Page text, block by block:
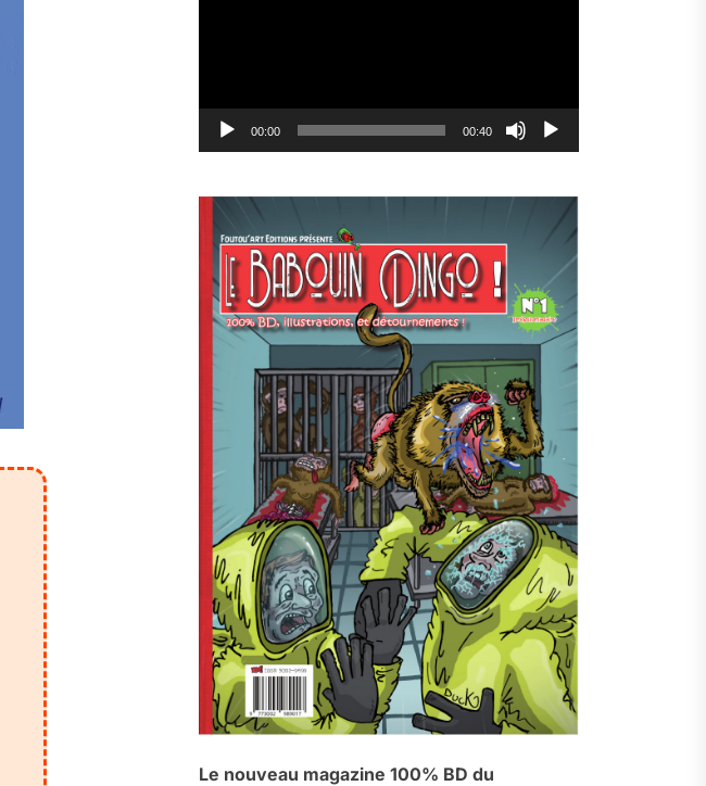
00:00 00:40
Le nouveau magazine 100% BD du